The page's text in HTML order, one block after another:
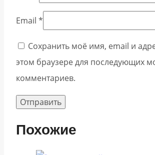
Email *
Сохранить моё имя, email и
этом браузере для последующих
комментариев.
Похожие